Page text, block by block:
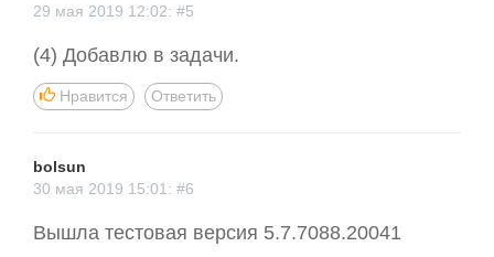
29 мая 2019 12:02: #5
(4) Добавлю в задачи.
Нравится Ответить
bolsun
30 мая 2019 15:01: #6
Вышла тестовая версия 5.7.7088.20041